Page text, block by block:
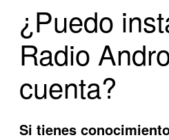
¿Puedo
Radio
cuenta?
Si tienes